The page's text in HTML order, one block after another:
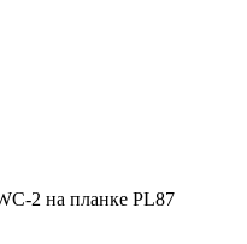
2 на планке PL87